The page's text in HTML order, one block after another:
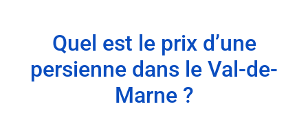
Quel est le prix d’une
persienne dans le Val-de-
Marne ?